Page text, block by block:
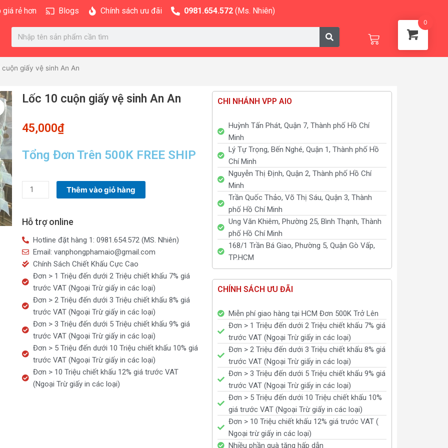
giá rẻ hơn Blogs Chính sách ưu đãi 0981.654.572(Ms. Nhiên)
Search Cart
cuộn giấy vệ sinh An An
Lốc 10 cuộn giấy vệ sinh An An
45,000₫
Tổng Đơn Trên 500K FREE SHIP
Lốc
10
giấy
vệ
sinh
An
An
số
Thêm vào giỏ hàng
Hỗ trợ online
Hotline đặt hàng 1: 0981.654.572 (MS. Nhiên)
Email: vanphongphamaio@gmail.com
Chính Sách Chiết Khấu Cực Cao
Đơn > 1 Triệu đến dưới 2 Triệu chiết khấu 7% giá
trước VAT (Ngoại Trừ giấy in các loại)
Đơn > 2 Triệu đến dưới 3 Triệu chiết khấu 8% giá
trước VAT (Ngoại Trừ giấy in các loại)
Đơn > 3 Triệu đến dưới 5 Triệu chiết khấu 9% giá
trước VAT (Ngoại Trừ giấy in các loại)
Đơn > 5 Triệu đến dưới 10 Triệu chiết khấu 10% giá
trước VAT (Ngoại Trừ giấy in các loại)
Đơn > 10 Triệu chiết khấu 12% giá trước VAT
(Ngoại Trừ giấy in các loại)
CHI NHÁNH VPP AIO
Huỳnh Tấn Phát, Quận 7, Thành phố Hồ Chí
Minh
Lý Tự Trọng, Bến Nghé, Quận 1, Thành phố Hồ
Chí Minh
Nguyễn Thị Định, Quận 2, Thành phố Hồ Chí
Minh
Trần Quốc Thảo, Võ Thị Sáu, Quận 3, Thành
phố Hồ Chí Minh
Ung Văn Khiêm, Phường 25, Bình Thạnh, Thành
phố Hồ Chí Minh
168/1 Trần Bá Giao, Phường 5, Quận Gò Vấp,
TP.HCM
CHÍNH SÁCH ƯU ĐÃI
Miễn phí giao hàng tại HCM Đơn 500K Trở Lên
Đơn > 1 Triệu đến dưới 2 Triệu chiết khấu 7% giá
trước VAT (Ngoại Trừ giấy in các loại)
Đơn > 2 Triệu đến dưới 3 Triệu chiết khấu 8% giá
trước VAT (Ngoại Trừ giấy in các loại)
Đơn > 3 Triệu đến dưới 5 Triệu chiết khấu 9% giá
trước VAT (Ngoại Trừ giấy in các loại)
Đơn > 5 Triệu đến dưới 10 Triệu chiết khấu 10%
giá trước VAT (Ngoại Trừ giấy in các loại)
Đơn > 10 Triệu chiết khấu 12% giá trước VAT (
Ngoại trừ giấy in các loại)
Nhiều phần quà tặng hấp dẫn
0